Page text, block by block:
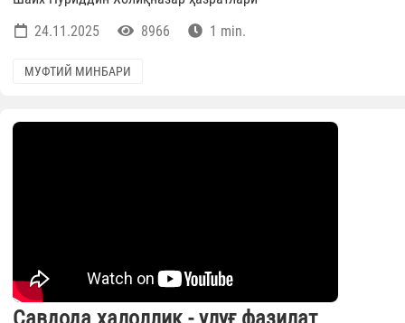
24.11.2025
8966 1 min.
МУФТИЙ МИНБАРИ